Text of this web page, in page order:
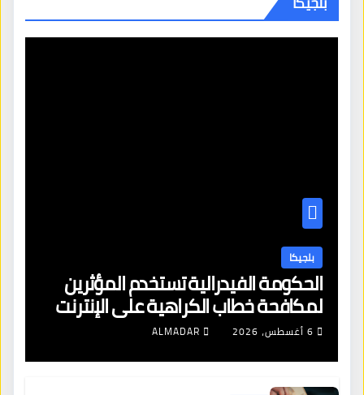
بلجيكا
الحكومة الفيدرالية تستخدم المؤثرين
لمكافحة خطاب الكراهية على الإنترنت
6 أغسطس، 2026 ALMADAR